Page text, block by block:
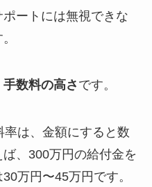
ートには無視できな
手数料の高さ です。
は、金額にすると数
、300万円の給付金を
万円〜45万円です。